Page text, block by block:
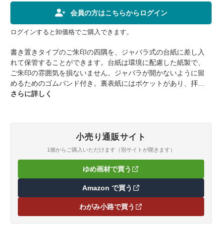
会員の方はこちらからログイン
ログインすると卸価格でご購入できます。
書き置きタイプのご朱印の四隅を、ジャバラ式の台紙に差し入
れて保管することができます。台紙は環境に配慮した紙製で、
ご朱印の雰囲気を損ないません。ジャバラが開かないように留
めるためのゴムバンド付き。裏表紙にはポケットがあり、拝観
券などを収納することができます。最近では、ご城印、ご船
ます。ただし、ご朱印の直書き用途には適していません。表紙
には、龍のデザインが施されており、吉辰良日を象徴していま
す。龍は縁起の良い日や幸福な日を意味し、神聖さや力強さ、
出の保存、文化的な価値や美意識、スピリチュアルな意味合
い、コレクションとしての価値など、多くの魅力を持っていま
す。日本の伝統文化を感じながら、特別な経験や思い出を刻む
ことができる特別なアイテムです。※ご朱印の直書き用には使
用しないでください。※ご朱印紙が切り込みより大きい場合が
ありますので適宜カットするか、折るようにしてください。
さらに詳しく
小売り通販サイト
1個からご購入いただけます（別サイトが開きます）
ゆめ画材で買う（新しいタブで開きます）
Amazon で買う（新しいタブで開きます）
わがみ小路で買う（新しいタブで開きます）